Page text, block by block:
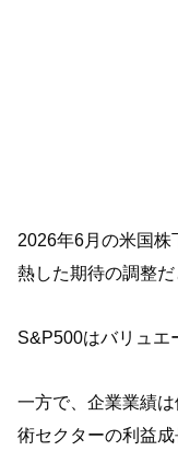
2026年6月の米国株
熱した期待の調整だ
S&P500はバリュエ
一方で、企業業績
術セクターの利益成